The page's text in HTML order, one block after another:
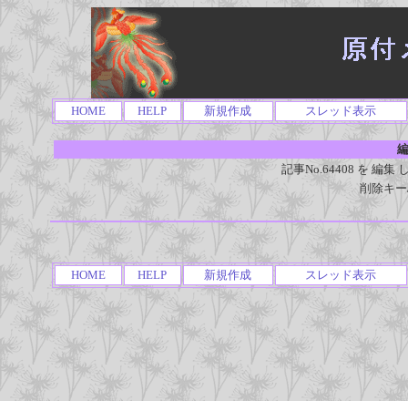
HOME HELP 新規作成 スレッド表示
記事No.64408 を 編集
削除キ
HOME HELP 新規作成 スレッド表示